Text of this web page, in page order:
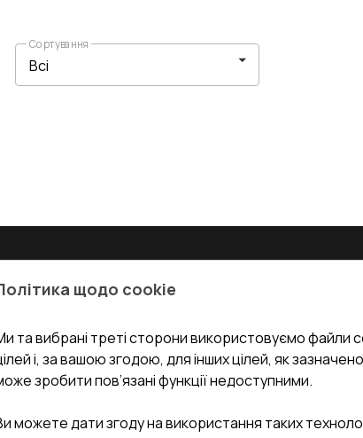
Сортування
ТА ОБЛУГОВУВАННЯ:
і Оплата
та Сервіс
товару
публічної оферти
з нами
undefined(undefined)
i.mgr3@korsa.ua
щодо cookie
та вибрані треті сторони використовуємо файли
і, за вашою згодою, для інших цілей, як
зробити пов’язані функції недоступними.
можете дати згоду на використання таких